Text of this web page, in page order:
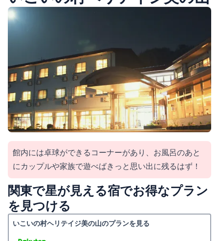
館内には卓球ができるコーナーがあり、お風呂のあと
にカップルや家族で遊べばきっと思い出に残るはず！
関東で星が見える宿でお得なプラン
を見つける
いこいの村ヘリテイジ美の山のプランを見る